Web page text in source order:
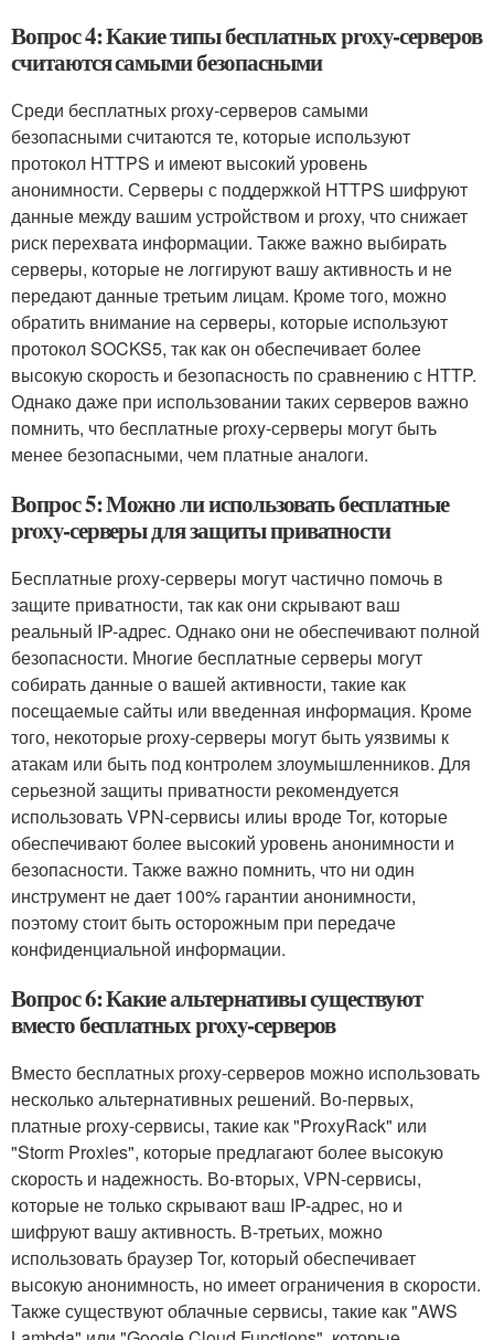
Вопрос 4: Какие типы бесплатных proxy-серверов
считаются самыми безопасными
Среди бесплатных proxy-серверов самыми
безопасными считаются те, которые используют
протокол HTTPS и имеют высокий уровень
анонимности. Серверы с поддержкой HTTPS шифруют
данные между вашим устройством и proxy, что снижает
риск перехвата информации. Также важно выбирать
серверы, которые не логгируют вашу активность и не
передают данные третьим лицам. Кроме того, можно
обратить внимание на серверы, которые используют
протокол SOCKS5, так как он обеспечивает более
высокую скорость и безопасность по сравнению с HTTP.
Однако даже при использовании таких серверов важно
помнить, что бесплатные proxy-серверы могут быть
менее безопасными, чем платные аналоги.
Вопрос 5: Можно ли использовать бесплатные
proxy-серверы для защиты приватности
Бесплатные proxy-серверы могут частично помочь в
защите приватности, так как они скрывают ваш
реальный IP-адрес. Однако они не обеспечивают полной
безопасности. Многие бесплатные серверы могут
собирать данные о вашей активности, такие как
посещаемые сайты или введенная информация. Кроме
того, некоторые proxy-серверы могут быть уязвимы к
атакам или быть под контролем злоумышленников. Для
серьезной защиты приватности рекомендуется
использовать VPN-сервисы илиы вроде Tor, которые
обеспечивают более высокий уровень анонимности и
безопасности. Также важно помнить, что ни один
инструмент не дает 100% гарантии анонимности,
поэтому стоит быть осторожным при передаче
конфиденциальной информации.
Вопрос 6: Какие альтернативы существуют
вместо бесплатных proxy-серверов
Вместо бесплатных proxy-серверов можно использовать
несколько альтернативных решений. Во-первых,
платные proxy-сервисы, такие как "ProxyRack" или
"Storm Proxies", которые предлагают более высокую
скорость и надежность. Во-вторых, VPN-сервисы,
которые не только скрывают ваш IP-адрес, но и
шифруют вашу активность. В-третьих, можно
использовать браузер Tor, который обеспечивает
высокую анонимность, но имеет ограничения в скорости.
Также существуют облачные сервисы, такие как "AWS